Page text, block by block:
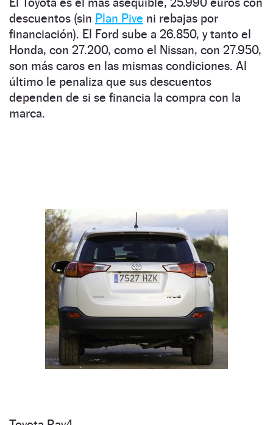
descuentos (sin Plan Pive ni rebajas por
financiación). El Ford sube a 26.850, y tanto el
Honda, con 27.200, como el Nissan, con 27.950,
son más caros en las mismas condiciones. Al
último le penaliza que sus descuentos
dependen de si se financia la compra con la
marca.